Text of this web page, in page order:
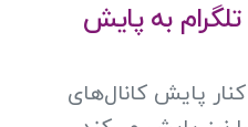
به پایش
پایش کانال‌های